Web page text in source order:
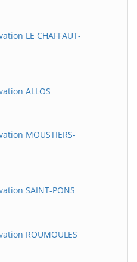
LE CHAFFAUT-
ALLOS
MOUSTIERS-
SAINT-PONS
ROUMOULES